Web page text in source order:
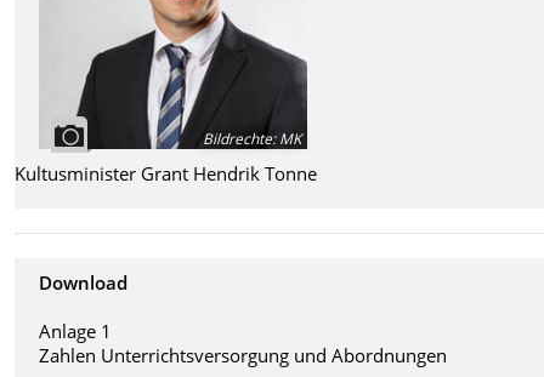
Bildrechte:MK
Kultusminister Grant Hendrik Tonne
Download
Anlage 1
Zahlen Unterrichtsversorgung und Abordnungen